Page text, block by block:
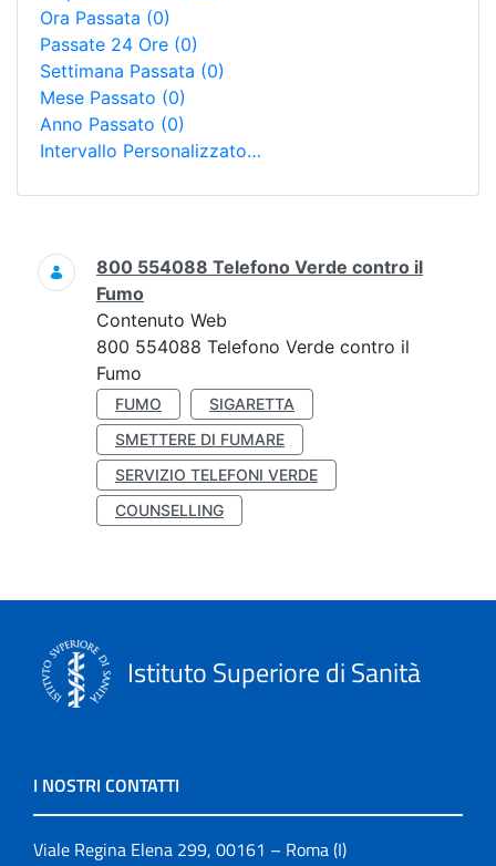
Ora Passata (0)
Passate 24 Ore (0)
Settimana Passata (0)
Mese Passato (0)
Anno Passato (0)
Intervallo Personalizzato…
Ricerca
800 554088 Telefono Verde contro il
Fumo
Contenuto Web
800 554088 Telefono Verde contro il
Fumo
FUMO
SIGARETTA
SMETTERE DI FUMARE
SERVIZIO TELEFONI VERDE
COUNSELLING
Istituto Superiore di Sanità
I NOSTRI CONTATTI
Viale Regina Elena 299, 00161 – Roma (I)